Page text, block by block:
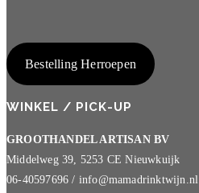
Bestelling Herroepen
WINKEL / PICK-UP
GROOTHANDEL ARTISAN BV
Middelweg 39, 5253 CE Nieuwkuijk
06-40597696 / info@mamadrinktwijn.nl